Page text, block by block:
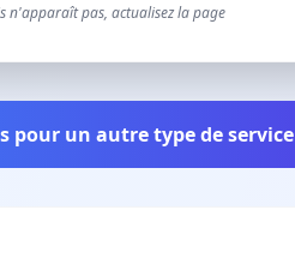
n'apparaît pas, actualisez la page
pour un autre type de service